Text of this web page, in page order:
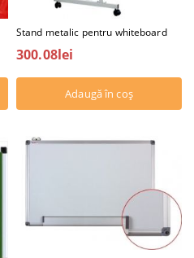
Stand metalic pentru whiteboard
300.08lei